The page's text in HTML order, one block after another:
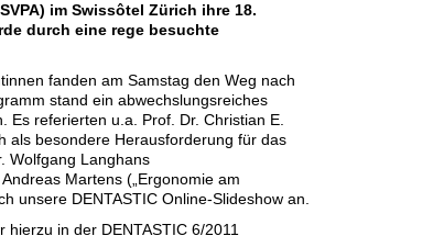
im Swissôtel Zürich ihre 18.
durch eine rege besuchte
fanden am Samstag den Weg nach
stand ein abwechslungsreiches
Es referierten u.a. Prof. Dr. Christian E.
als besondere Herausforderung für das
Wolfgang Langhans
Martens („Ergonomie am
unsere DENTASTIC Online-Slideshow an.
in der DENTASTIC 6/2011